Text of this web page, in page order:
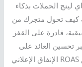
لينج الحملات بذكاء
كيف تحول متجرك من
قادرة على القفز
ألف شهرياً عبر تحسين العائد على
الإنفاق الإعلاني ROAS بشكل جذري. سنستعرض معاً خارطة طريق